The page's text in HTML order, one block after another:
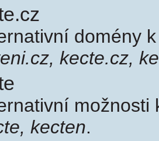
domény
kecte.cz,
kecten.